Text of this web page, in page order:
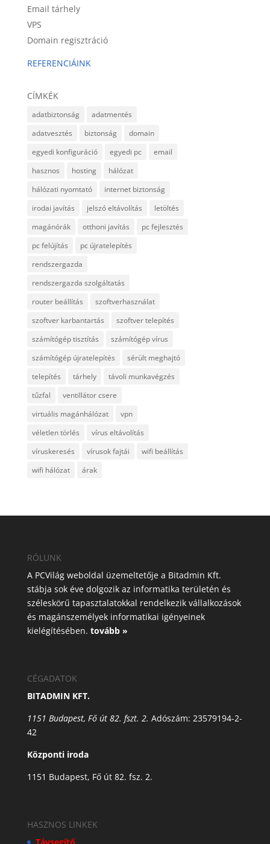
Email tárhely
VPS
Domain regisztráció
REFERENCIÁINK
CÍMKÉK
adatbiztonság
adatmentés
adatvesztés
biztonság
domain
egyedi konfiguráció
egyedi pc
email
hasznos
hosting
hálózat
hálózati nyomtató
internet biztonság
irodai javítás
jelszó eltávolítás
letöltés
magánórák
otthoni javítás
pc fejlesztés
pc felújítás
pc újratelepítés
rendszergazda
rendszergazda szolgáltatás
router beállítás
szoftverhasználat
szoftver karbantartás
szoftver telepítés
számítógép tisztítás
számítógép vírus
számítógép újratelepítés
sérült meghajtó
telepítés
tárhely
távoli munkavégzés
tűzfal
ventillátor csere
virtuális magánhálózat
vpn
véletlen törlés
vírus eltávolítás
víruskeresés
vírusok fajtái
wifi beállítás
wifi hálózat
árak
RÓLUNK
A PCVilág weboldal üzemeltetője a Bitadmin Kft.
stábja sok éve dolgozik az informatika területén és
széleskörű tapasztalatokkal rendelkezik vállalkozások
és magánszemélyek informatikai igényeinek
kielégítésében. tovább »
CÉGADATOK
BITADMIN KFT.
1151 Budapest, Fő út 82. fszt. 2. Adószám: 23579194-2-
42
Központi iroda
1151 Budapest, Fő út 82. fsz. 2.
HASZNOS LINKEK